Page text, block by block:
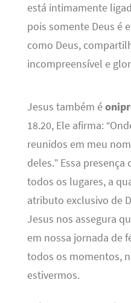
está intimamente
pois somente Deus é
como Deus,
incompreensível e
Jesus também é
18.20, Ele afirma:
reunidos em meu
deles.” Essa
todos os lugares, a
atributo exclusivo de
Jesus nos assegura
em nossa jornada de
todos os momentos,
estivermos.